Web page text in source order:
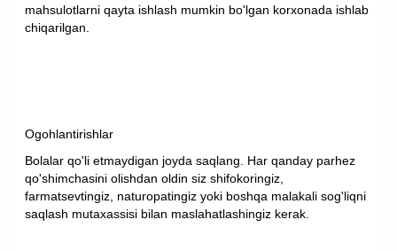
mahsulotlarni qayta ishlash mumkin bo'lgan korxonada ishlab
chiqarilgan.
Ogohlantirishlar
Bolalar qo'li etmaydigan joyda saqlang. Har qanday parhez
qo'shimchasini olishdan oldin siz shifokoringiz,
farmatsevtingiz, naturopatingiz yoki boshqa malakali sog'liqni
saqlash mutaxassisi bilan maslahatlashingiz kerak.